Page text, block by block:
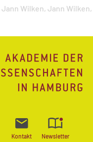
Jann Wilken, Jann Wilken,
Kontakt Newsletter